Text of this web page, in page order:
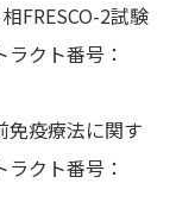
FRESCO-2試験
クト番号：
免疫療法に関す
クト番号：